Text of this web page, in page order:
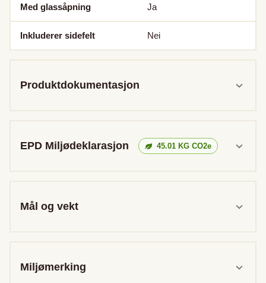
Med glassåpning Ja
Inkluderer sidefelt Nei
Produktdokumentasjon
EPD Miljødeklarasjon 45.01 KG CO2e
Mål og vekt
Miljømerking